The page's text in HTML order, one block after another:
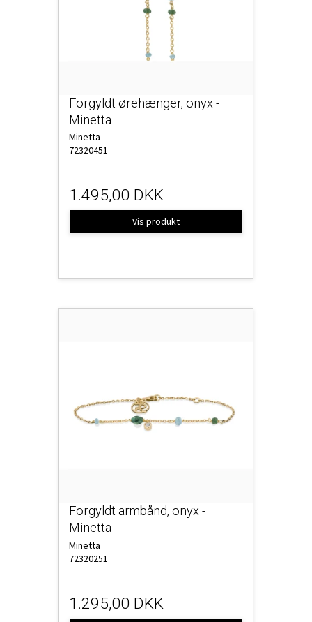
Forgyldt ørehænger, onyx -
Minetta
Minetta
72320451
1.495,00 DKK
Vis produkt
Forgyldt armbånd, onyx -
Minetta
Minetta
72320251
1.295,00 DKK